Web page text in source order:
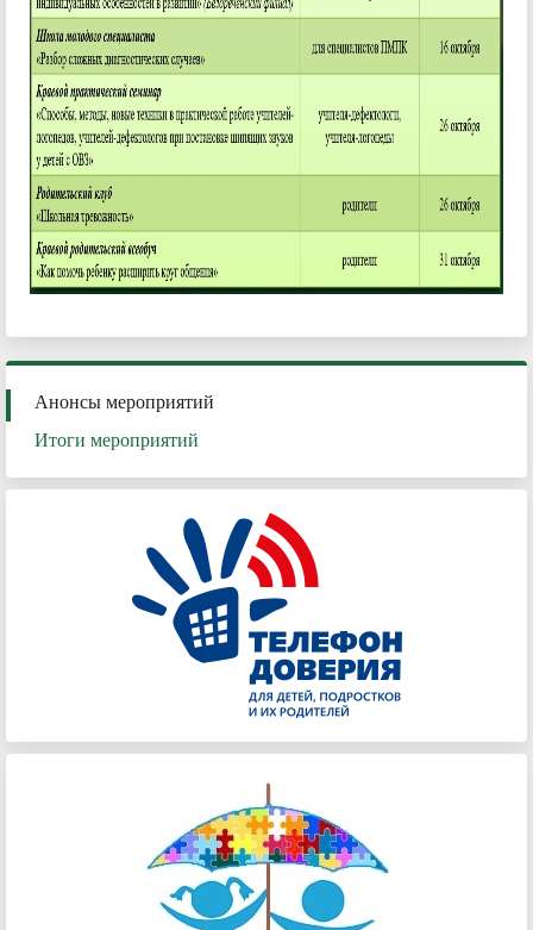
Анонсы мероприятий
Итоги мероприятий